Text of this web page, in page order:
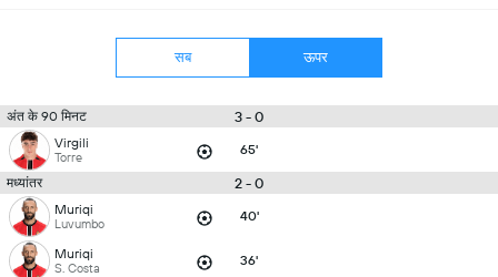
सब ऊपर
अंत के 90 मिनट 3 - 0
Virgili
Torre 65'
मध्यांतर 2 - 0
Muriqi
Luvumbo 40'
Muriqi
S. Costa 36'